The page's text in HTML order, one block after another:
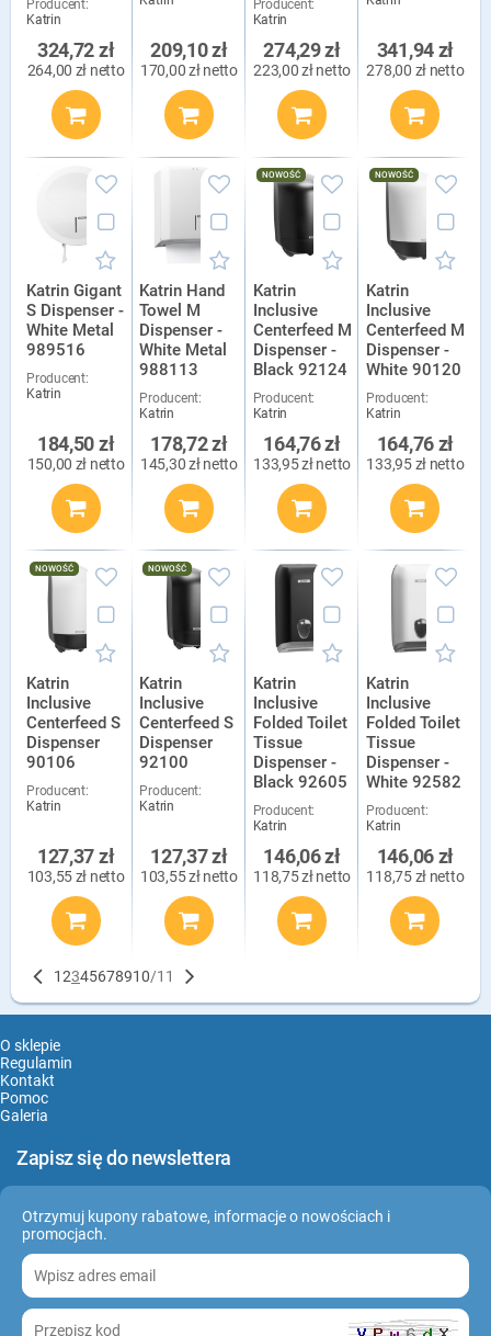
Producent:
Katrin
324,72 zł
264,00 zł netto
209,10 zł
170,00 zł netto
Producent:
Katrin
274,29 zł
223,00 zł netto
341,94 zł
278,00 zł netto
Katrin Gigant
S Dispenser -
White Metal
989516
Producent:
Katrin
184,50 zł
150,00 zł netto
Katrin Hand
Towel M
Dispenser -
White Metal
988113
Producent:
Katrin
178,72 zł
145,30 zł netto
NOWOŚĆ
Katrin
Inclusive
Centerfeed M
Dispenser -
Black 92124
Producent:
Katrin
164,76 zł
133,95 zł netto
NOWOŚĆ
Katrin
Inclusive
Centerfeed M
Dispenser -
White 90120
Producent:
Katrin
164,76 zł
133,95 zł netto
NOWOŚĆ
Katrin
Inclusive
Centerfeed S
Dispenser
90106
Producent:
Katrin
127,37 zł
103,55 zł netto
NOWOŚĆ
Katrin
Inclusive
Centerfeed S
Dispenser
92100
Producent:
Katrin
127,37 zł
103,55 zł netto
Katrin
Inclusive
Folded Toilet
Tissue
Dispenser -
Black 92605
Producent:
Katrin
146,06 zł
118,75 zł netto
Katrin
Inclusive
Folded Toilet
Tissue
Dispenser -
White 92582
Producent:
Katrin
146,06 zł
118,75 zł netto
12345678910/11
O sklepie
Regulamin
Kontakt
Pomoc
Galeria
Zapisz się do newslettera
Otrzymuj kupony rabatowe, informacje o nowościach i
promocjach.